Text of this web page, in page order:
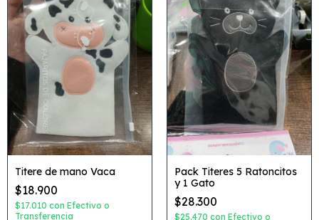
Titere de mano Vaca
$18.900
$17.010 con Efectivo o
Transferencia
Pack Titeres 5 Ratoncitos
y 1 Gato
$28.300
$25.470 con Efectivo o